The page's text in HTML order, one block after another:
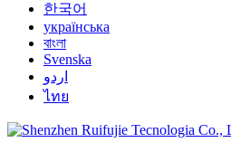
한국어
українська
বাংলা
Svenska
اردو
ไทย